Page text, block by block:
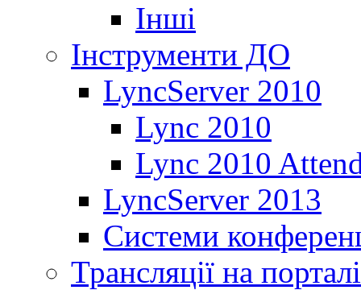
Інші
Інструменти ДО
LyncServer 2010
Lync 2010
Lync 2010
LyncServer 2013
Системи
Трансляції на порталі